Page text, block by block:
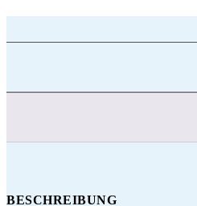
BESCHREIBUNG